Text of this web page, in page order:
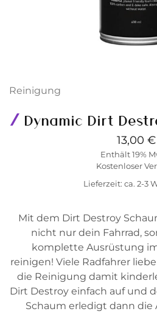
Reinigung
Dynamic Dirt
13,00 €
Enthält 19%
Kostenloser
Lieferzeit: ca. 2-3
Mit dem Dirt Destroy
nicht nur dein Fahrrad,
komplette Ausrüstung
reinigen! Viele Radfahrer
die Reinigung damit
Dirt Destroy einfach auf und
Schaum erledigt dann die